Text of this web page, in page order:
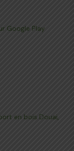
Google Play
en bois Douai,